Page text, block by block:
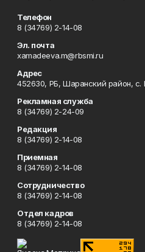
Телефон
8 (34769) 2-14-08
Эл. почта
xamadeeva.m@rbsmi.ru
Адрес
452630, РБ, Шаранский район, с.
Рекламная служба
8 (34769) 2-24-09
Редакция
8 (34769) 2-14-08
Приемная
8 (34769) 2-14-08
Сотрудничество
8 (34769) 2-14-08
Отдел кадров
8 (34769) 2-14-08